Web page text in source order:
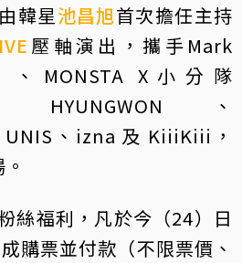
韓星池昌旭首次擔任主持
IVE 壓軸演出，攜手Mark
、MONSTA X小分隊
HYUNGWON、
UNIS、izna 及 KiiiKiii，
絲福利，凡於今（24）日
購票並付款（不限票價、